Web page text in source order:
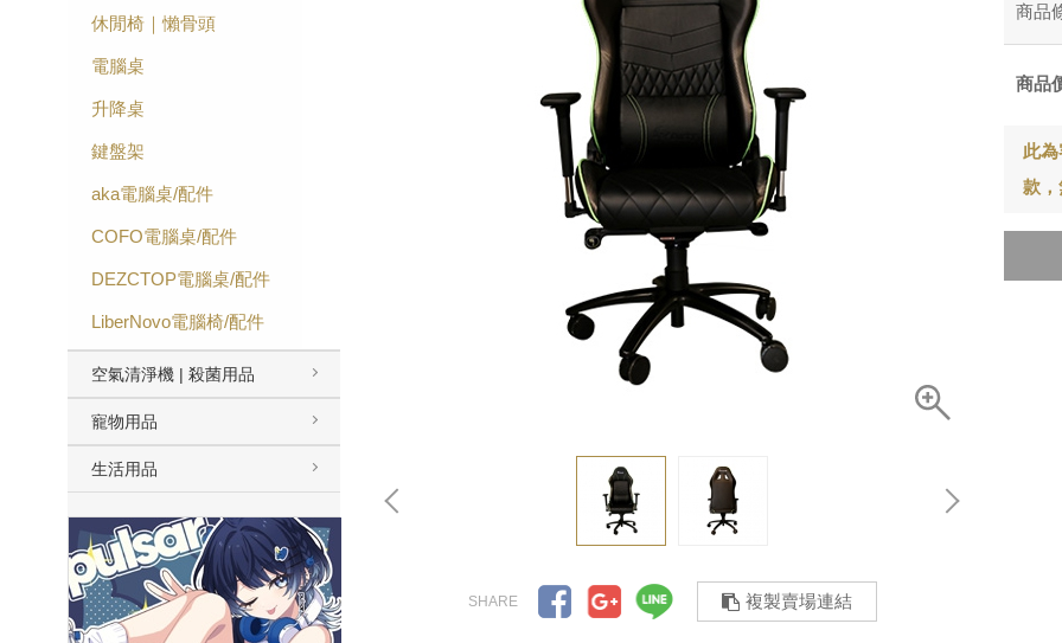
休閒椅｜懶骨頭
電腦桌
升降桌
鍵盤架
aka電腦桌/配件
COFO電腦桌/配件
DEZCTOP電腦桌/配件
LiberNovo電腦椅/配件
空氣清淨機 | 殺菌用品
寵物用品
生活用品
複製賣場連結
商品
商品
此
款